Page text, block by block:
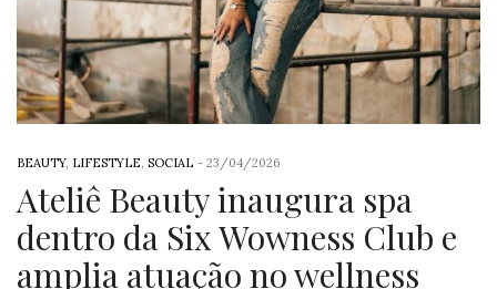
BEAUTY, LIFESTYLE, SOCIAL - 23/04/2026
Ateliê Beauty inaugura spa
dentro da Six Wowness Club e
amplia atuação no wellness